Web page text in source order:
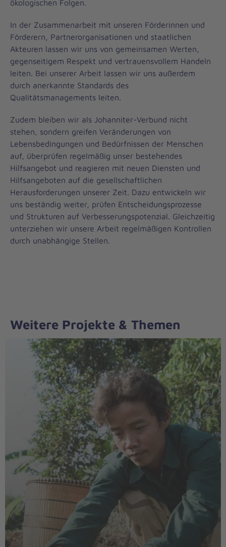
ökologischen Folgen.
In der Zusammenarbeit mit unseren Förderinnen und
Förderern, Partnerorganisationen und staatlichen
Akteuren lassen wir uns von gemeinsamen Werten,
gegenseitigem Respekt und vertrauensvollem Handeln
leiten. Bei unserer Arbeit lassen wir uns außerdem
durch anerkannte Standards des
Qualitätsmanagements leiten.
Zudem bleiben wir als Johanniter-Verbund nicht
stehen, sondern greifen Veränderungen von
Lebensbedingungen und Bedürfnissen der Menschen
auf, überprüfen regelmäßig unser bestehendes
Hilfsangebot und reagieren mit neuen Diensten und
Hilfsangeboten auf die gesellschaftlichen
Herausforderungen unserer Zeit. Dazu entwickeln wir
uns beständig weiter, prüfen Entscheidungsprozesse
und Strukturen auf Verbesserungspotenzial. Gleichzeitig
unterziehen wir unsere Arbeit regelmäßigen Kontrollen
durch unabhängige Stellen.
Weitere Projekte & Themen